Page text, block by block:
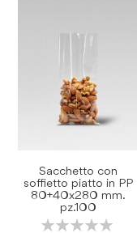
Sacchetto con
soffietto piatto in PP
80+40x280 mm.
pz.100
Rating: